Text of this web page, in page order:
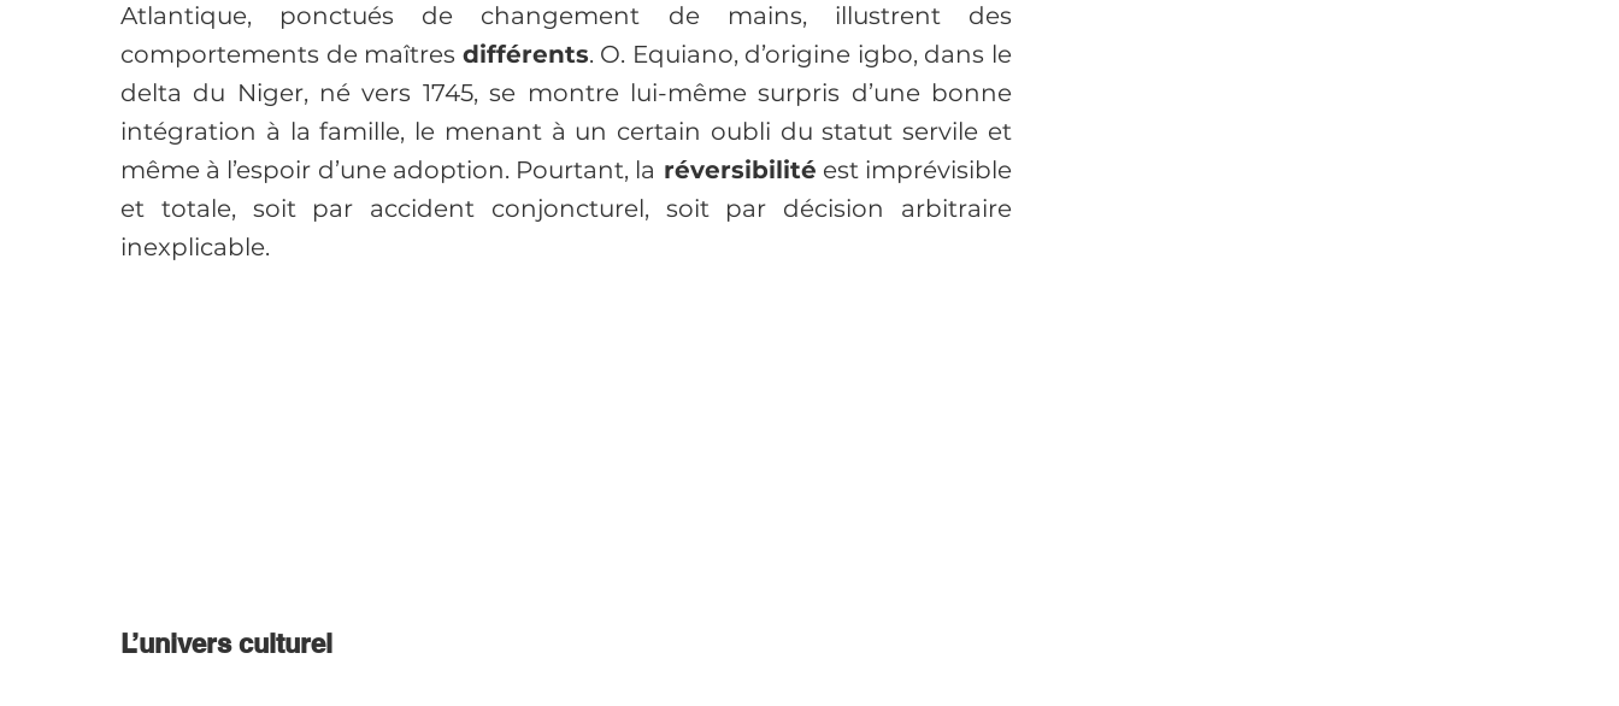
Atlantique, ponctués de changement de mains, illustrent des
comportements de maîtres différents. O. Equiano, d’origine igbo, dans le
delta du Niger, né vers 1745, se montre lui-même surpris d’une bonne
intégration à la famille, le menant à un certain oubli du statut servile et
même à l’espoir d’une adoption. Pourtant, la réversibilité est imprévisible
et totale, soit par accident conjoncturel, soit par décision arbitraire
inexplicable.
L’univers culturel